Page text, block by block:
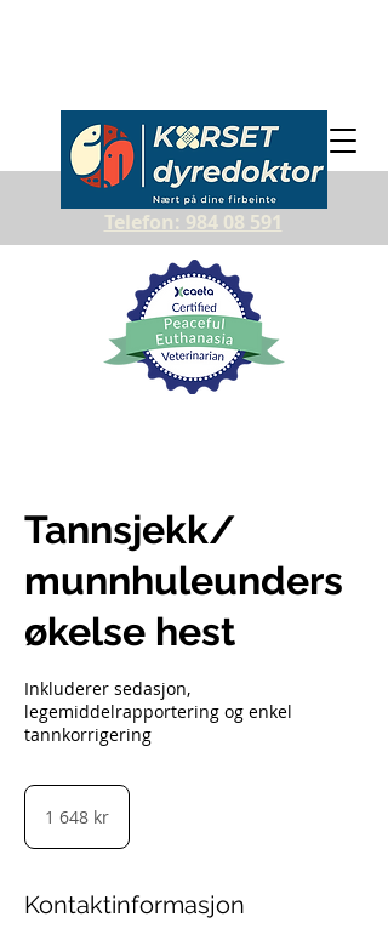
Telefon: 984 08 591
Tannsjekk/
munnhuleunders
økelse hest
Inkluderer sedasjon,
legemiddelrapportering og enkel
tannkorrigering
1 648
kroner1 648 kr
Kontaktinformasjon